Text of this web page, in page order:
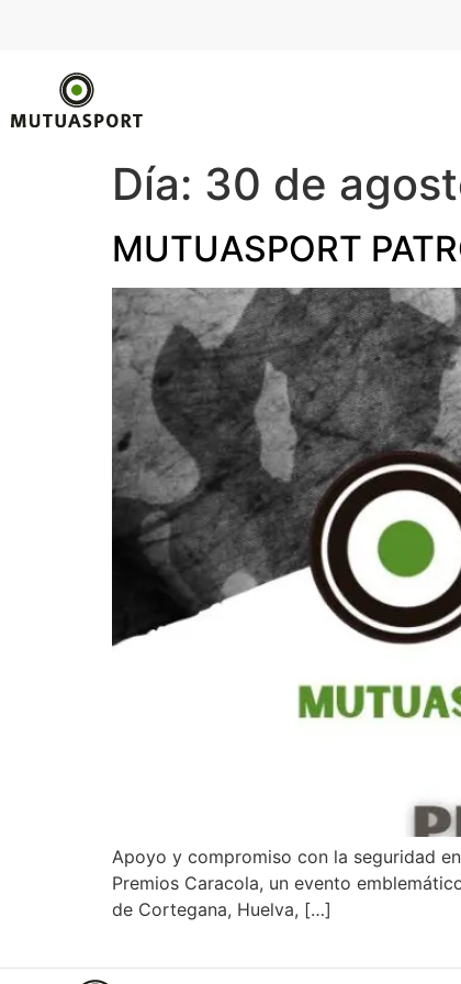
Día: 30 de
MUTUASPORT
Apoyo y compromiso con la seguridad
Premios Caracola, un evento
de Cortegana, Huelva, […]